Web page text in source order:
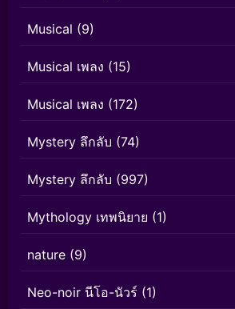
Musical (9)
Musical เพลง (15)
Musical เพลง (172)
Mystery ลึกลับ (74)
Mystery ลึกลับ (997)
Mythology เทพนิยาย (1)
nature (9)
Neo-noir นีโอ-นัวร์ (1)